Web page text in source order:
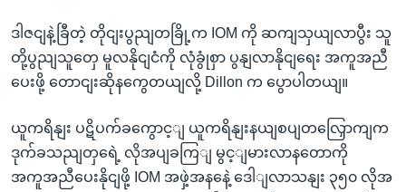
ဒါဇငျနဲ့ခြီတဲ့ တိုငျးပွညျတခြို့က IOM ကို ဆကျသှယျလာပွီး သူ
တို့ပွညျသူတှေ မူလနိုငျငံကို လုံခွုံစှာ ပွနျလာနိုငျရေး အကူအညီ
ပေးဖို့ တောငျးဆိုနကွေတယျလို့ Dillon က ပွောပါတယျ။
ယူကရိနျး ပဋိပက်ခကွောင့ျ ယူကရိနျးနယျစပျတလြှောကျက
ဒုက်ခသညျတှရေဲ့ လိုအပျခကြျ မွင့ျမားလာနတောကို
အကူအညီပေးနိုငျဖို့ IOM အဖှဲ့အနနေဲ့ ဒေါျလာသနျး ၃၅၀ လိုအ